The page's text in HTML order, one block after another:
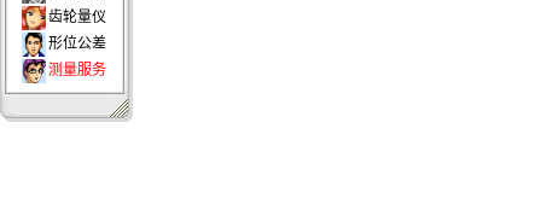
齿轮量仪
形位公差
测量服务